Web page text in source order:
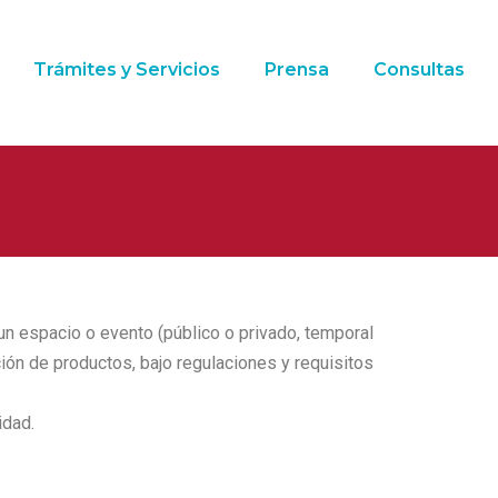
Trámites y Servicios Prensa Consultas
espacio o evento (público o privado, temporal
de productos, bajo regulaciones y requisitos